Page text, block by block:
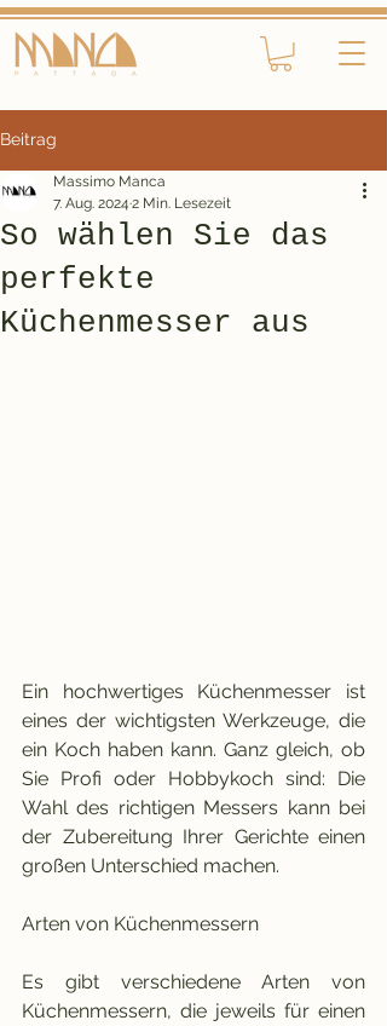
Beitrag
So wählen Sie das
perfekte
Küchenmesser aus
Massimo Manca
7. Aug. 2024 2 Min. Lesezeit
Ein hochwertiges Küchenmesser ist
eines der wichtigsten Werkzeuge, die
ein Koch haben kann. Ganz gleich, ob
Sie Profi oder Hobbykoch sind: Die
Wahl des richtigen Messers kann bei
der Zubereitung Ihrer Gerichte einen
großen Unterschied machen.
Arten von Küchenmessern
Es gibt verschiedene Arten von
Küchenmessern, die jeweils für einen